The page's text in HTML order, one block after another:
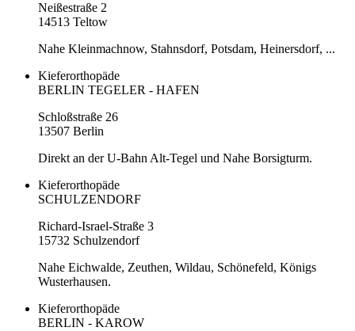
Neißestraße 2
14513 Teltow
Nahe Kleinmachnow, Stahnsdorf, Potsdam, Heinersdorf, ...
Kieferorthopäde
BERLIN TEGELER - HAFEN
Schloßstraße 26
13507 Berlin
Direkt an der U-Bahn Alt-Tegel und Nahe Borsigturm.
Kieferorthopäde
SCHULZENDORF
Richard-Israel-Straße 3
15732 Schulzendorf
Nahe Eichwalde, Zeuthen, Wildau, Schönefeld, Königs
Wusterhausen.
Kieferorthopäde
BERLIN - KAROW